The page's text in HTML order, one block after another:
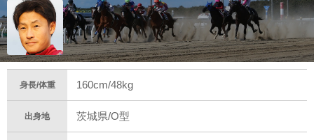
身長/体重 160cm/48kg
出身地 茨城県/O型